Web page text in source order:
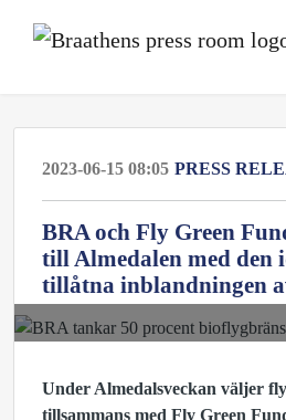
2023-06-15 08:05 PRESS
BRA och Fly Green
till Almedalen med den
tillåtna inblandningen
Under Almedalsveckan väljer
tillsammans med Fly Green